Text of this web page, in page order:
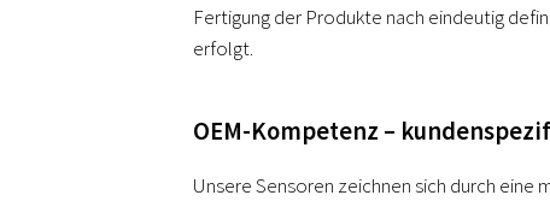
Fertigung der Produkte nach eindeutig
erfolgt.
OEM-Kompetenz –
Unsere Sensoren zeichnen sich durch eine